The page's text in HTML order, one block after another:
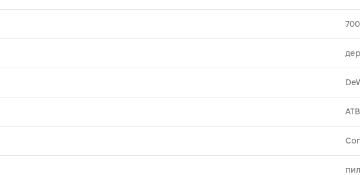
ATB